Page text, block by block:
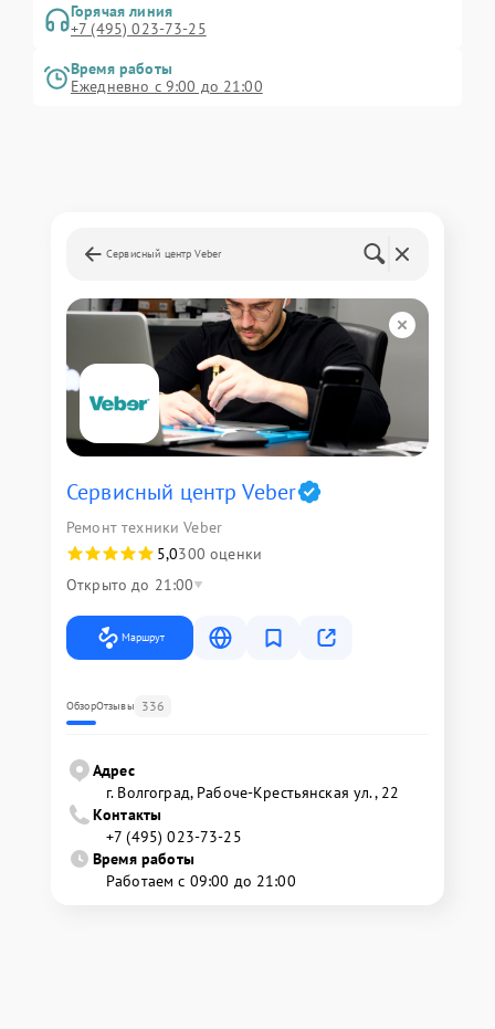
Горячая линия
+7 (495) 023-73-25
Время работы
Ежедневно с 9:00 до 21:00
Сервисный центр Veber
Сервисный центр Veber
Ремонт техники Veber
5,0300 оценки
Открыто до 21:00
Маршрут
ОбзорОтзывы 336
Адрес
г. Волгоград, Рабоче-Крестьянская ул., 22
Контакты
+7 (495) 023-73-25
Время работы
Работаем с 09:00 до 21:00